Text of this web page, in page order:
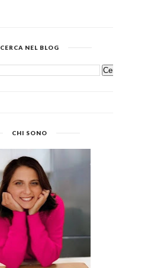
CERCA NEL BLOG
CHI SONO